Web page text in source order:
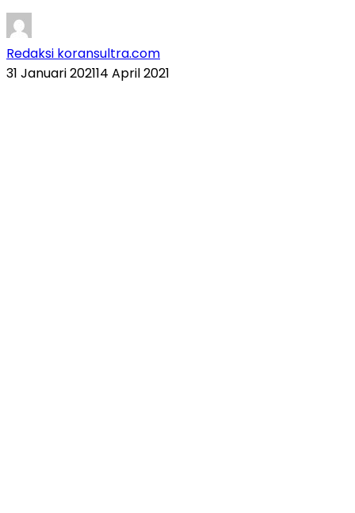
Redaksi koransultra.com
31 Januari 202114 April 2021